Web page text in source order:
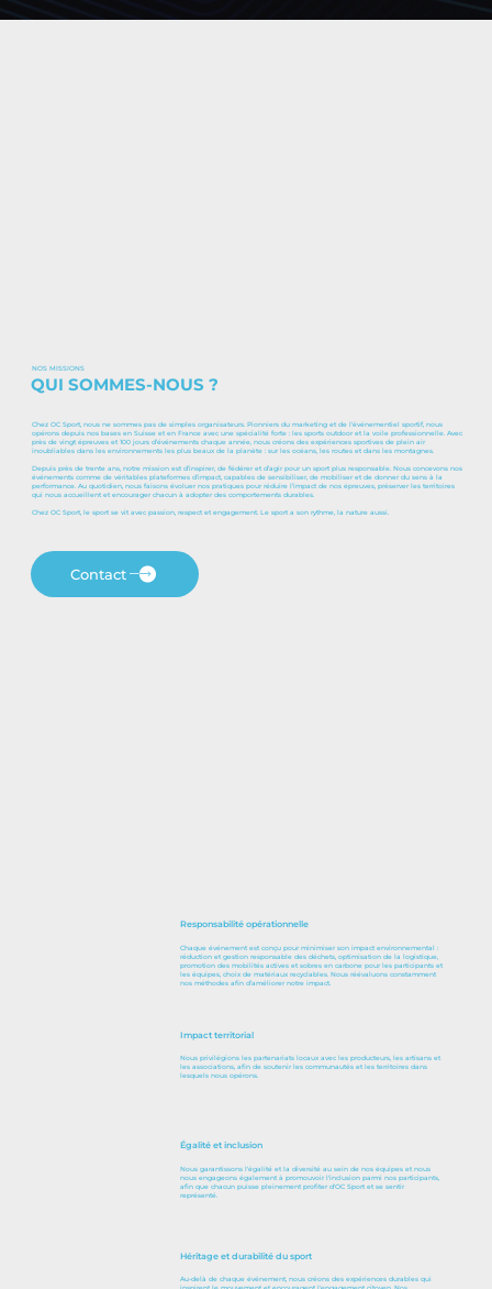
NOS MISSIONS
QUI SOMMES-NOUS ?
Chez OC Sport, nous ne sommes pas de simples organisateurs. Pionniers du marketing et de l’événementiel sportif, nous
opérons depuis nos bases en Suisse et en France avec une spécialité forte : les sports outdoor et la voile professionnelle. Avec
près de vingt épreuves et 100 jours d’événements chaque année, nous créons des expériences sportives de plein air
inoubliables dans les environnements les plus beaux de la planète : sur les océans, les routes et dans les montagnes.
Depuis près de trente ans, notre mission est d’inspirer, de fédérer et d’agir pour un sport plus responsable. Nous concevons nos
événements comme de véritables plateformes d’impact, capables de sensibiliser, de mobiliser et de donner du sens à la
performance. Au quotidien, nous faisons évoluer nos pratiques pour réduire l’impact de nos épreuves, préserver les territoires
qui nous accueillent et encourager chacun à adopter des comportements durables.
Chez OC Sport, le sport se vit avec passion, respect et engagement. Le sport a son rythme, la nature aussi.
Contact
Responsabilité opérationnelle
Chaque événement est conçu pour minimiser son impact environnemental :
réduction et gestion responsable des déchets, optimisation de la logistique,
promotion des mobilités actives et sobres en carbone pour les participants et
les équipes, choix de matériaux recyclables. Nous réévaluons constamment
nos méthodes afin d’améliorer notre impact.
Impact territorial
Nous privilégions les partenariats locaux avec les producteurs, les artisans et
les associations, afin de soutenir les communautés et les territoires dans
lesquels nous opérons.
Égalité et inclusion
Nous garantissons l'égalité et la diversité au sein de nos équipes et nous
nous engageons également à promouvoir l'inclusion parmi nos participants,
afin que chacun puisse pleinement profiter d'OC Sport et se sentir
représenté.
Héritage et durabilité du sport
Au-delà de chaque événement, nous créons des expériences durables qui